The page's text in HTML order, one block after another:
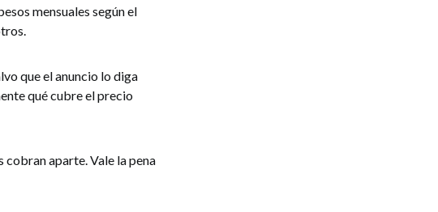
mensuales según el
que el anuncio lo diga
qué cubre el precio
aparte. Vale la pena